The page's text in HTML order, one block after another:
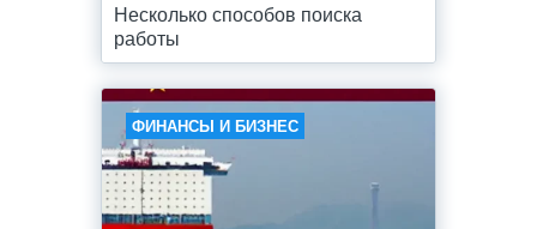
Несколько способов поиска
работы
ФИНАНСЫ И БИЗНЕС